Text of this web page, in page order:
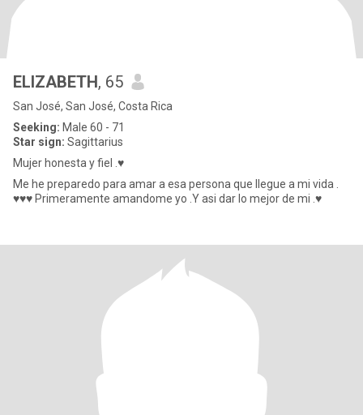
ELIZABETH, 65
San José, San José, Costa Rica
Seeking: Male 60 - 71
Star sign: Sagittarius
Mujer honesta y fiel .♥️
Me he preparedo para amar a esa persona que llegue a mi vida .
♥️♥️♥️ Primeramente amandome yo .Y asi dar lo mejor de mi .♥️